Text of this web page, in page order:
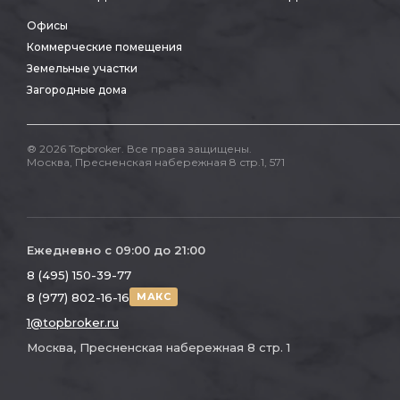
Офисы
Коммерческие помещения
Земельные участки
Загородные дома
® 2026 Topbroker. Все права защищены.
Москва, Пресненская набережная 8 стр.1, 571
Ежедневно с 09:00 до 21:00
8 (495) 150-39-77
8 (977) 802-16-16
МАКС
1@topbroker.ru
Москва, Пресненская набережная 8 стр. 1